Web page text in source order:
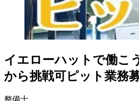
イエローハットで働こ
から挑戦可ピット業務